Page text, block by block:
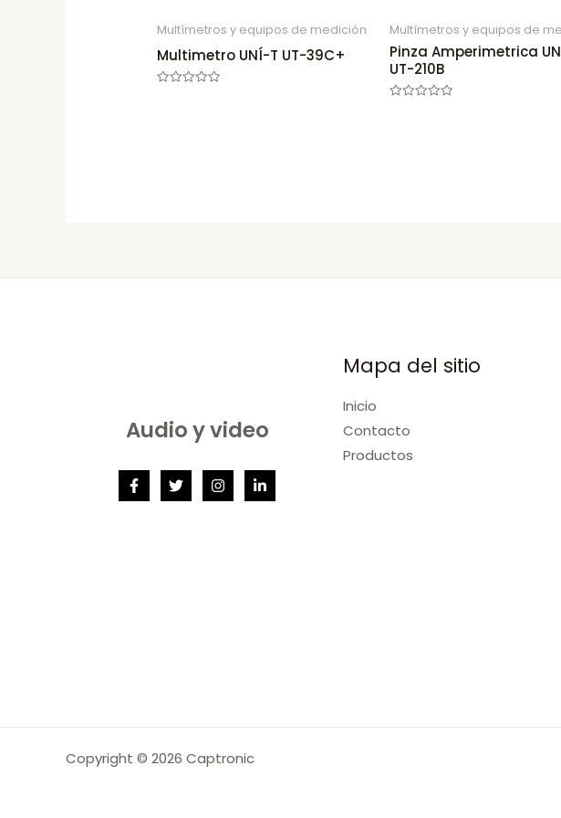
Multímetros y equipos de medición
Multimetro UNÍ-T UT-39C+
Multímetros y equipos de
Pinza Amperimetrica
UT-210B
Audio y video
Mapa del sitio
Inicio
Contacto
Productos
Copyright © 2026 Captronic